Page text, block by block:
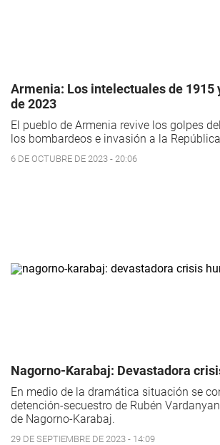
Armenia: Los intelectuales de 1915
de 2023
El pueblo de Armenia revive los golpes
los bombardeos e invasión a la
6 DE OCTUBRE DE 2023 - 20:06
Nagorno-Karabaj: Devastadora
En medio de la dramática situación se
detención-secuestro de Rubén
de Nagorno-Karabaj.
29 DE SEPTIEMBRE DE 2023 - 14:09